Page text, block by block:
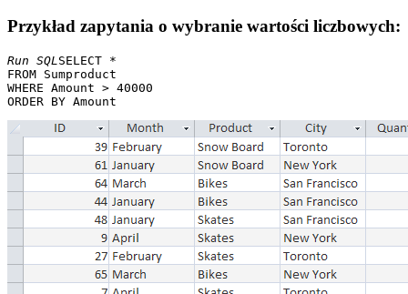
Przykład zapytania o wybranie wartości liczbowych:
Run SQL SELECT *
FROM Sumproduct
WHERE Amount > 40000